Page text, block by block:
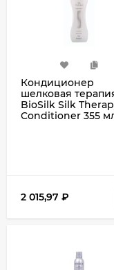
Кондиционер
шелковая
BioSilk Silk
Conditioner 355
2 015,97 ₽